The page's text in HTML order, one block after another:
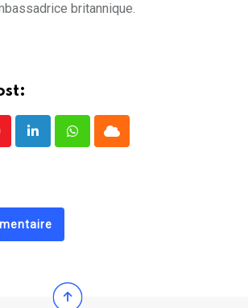
britannique.
LinkedInWhatsappCloud